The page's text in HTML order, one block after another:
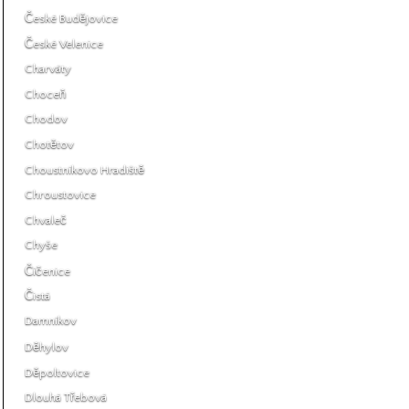
České Budějovice
České Velenice
Charváty
Choceň
Chodov
Chotětov
Choustníkovo Hradiště
Chroustovice
Chvaleč
Chyše
Číčenice
Čistá
Damníkov
Děhylov
Děpoltovice
Dlouhá Třebová